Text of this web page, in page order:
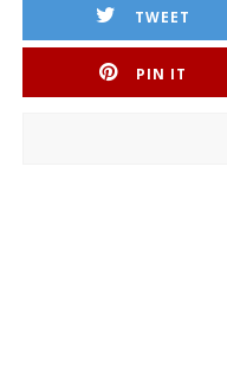
TWEET
PIN IT